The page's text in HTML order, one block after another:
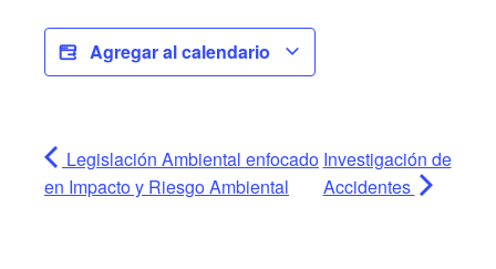
Agregar al calendario
Legislación Ambiental enfocado
en Impacto y Riesgo Ambiental
Investigación de
Accidentes